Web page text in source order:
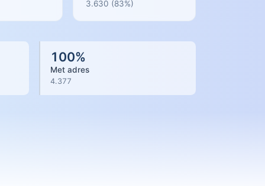
3.630 (83%)
100%
Met adres
4.377